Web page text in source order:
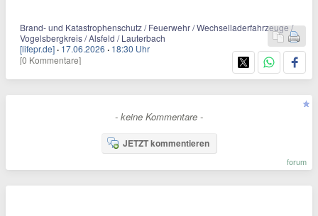
Brand- und Katastrophenschutz / Feuerwehr / Wechselladerfahrzeuge /
Vogelsbergkreis / Alsfeld / Lauterbach
[lifepr.de] · 17.06.2026 · 18:30 Uhr
[0 Kommentare]
- keine Kommentare -
JETZT kommentieren
forum